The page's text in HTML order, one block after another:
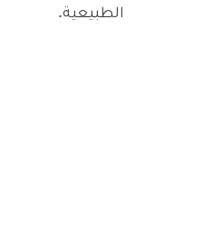
الطبيعية.